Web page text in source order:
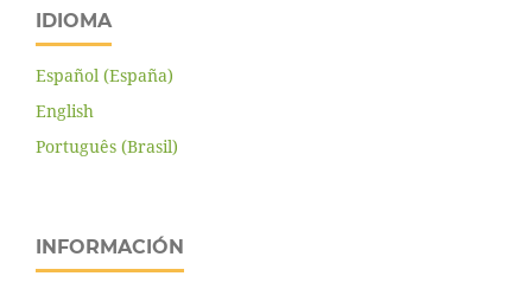
IDIOMA
Español (España)
English
Português (Brasil)
INFORMACIÓN